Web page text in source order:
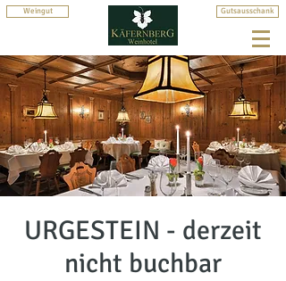
Weingut Gutsausschank
URGESTEIN - derzeit
nicht buchbar